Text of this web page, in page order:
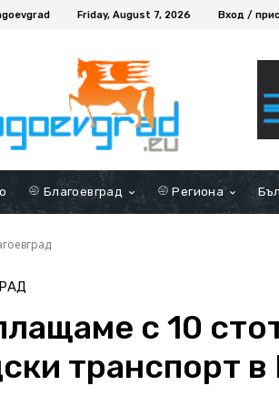
Friday, August 7, 2026 Вход /
Благоевград Региона
с 10
транспорт в